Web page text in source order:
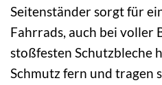
Seitenständer sorgt für
Fahrrads, auch bei voller
stoßfesten Schutzbleche
Schmutz fern und tragen